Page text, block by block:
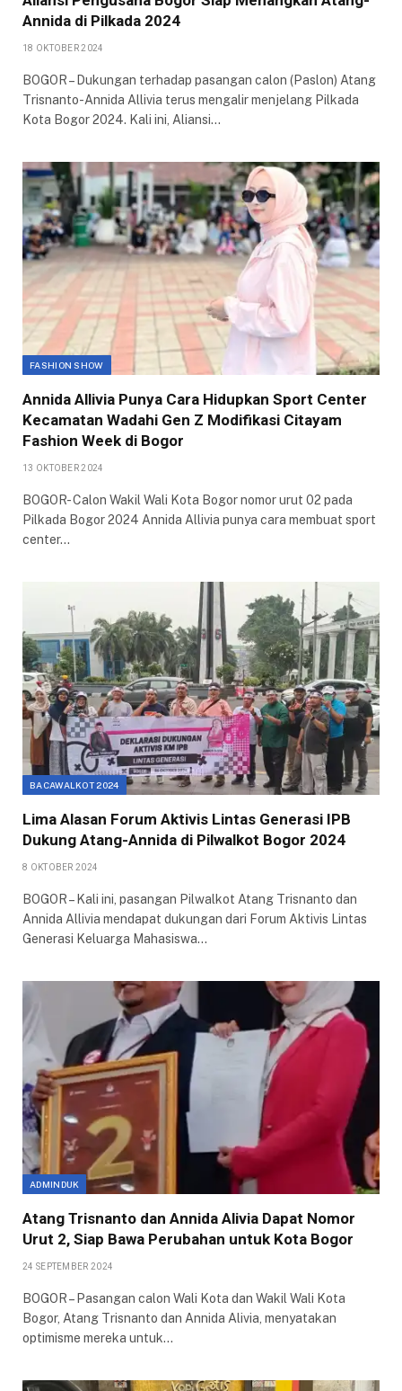
Annida di Pilkada 2024
18 OKTOBER 2024
BOGOR – Dukungan terhadap pasangan calon (Paslon) Atang
Trisnanto-Annida Allivia terus mengalir menjelang Pilkada
Kota Bogor 2024. Kali ini, Aliansi…
FASHION SHOW
Annida Allivia Punya Cara Hidupkan Sport Center
Kecamatan Wadahi Gen Z Modifikasi Citayam
Fashion Week di Bogor
13 OKTOBER 2024
BOGOR- Calon Wakil Wali Kota Bogor nomor urut 02 pada
Pilkada Bogor 2024 Annida Allivia punya cara membuat sport
center…
BACAWALKOT 2024
Lima Alasan Forum Aktivis Lintas Generasi IPB
Dukung Atang-Annida di Pilwalkot Bogor 2024
8 OKTOBER 2024
BOGOR – Kali ini, pasangan Pilwalkot Atang Trisnanto dan
Annida Allivia mendapat dukungan dari Forum Aktivis Lintas
Generasi Keluarga Mahasiswa…
ADMINDUK
Atang Trisnanto dan Annida Alivia Dapat Nomor
Urut 2, Siap Bawa Perubahan untuk Kota Bogor
24 SEPTEMBER 2024
BOGOR – Pasangan calon Wali Kota dan Wakil Wali Kota
Bogor, Atang Trisnanto dan Annida Alivia, menyatakan
optimisme mereka untuk…